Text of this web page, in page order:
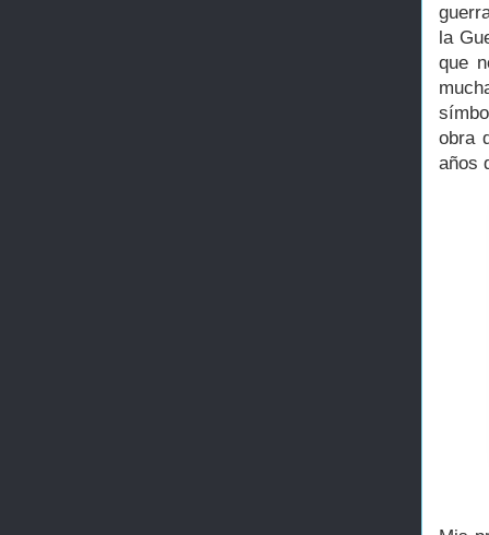
la
que
obra
años